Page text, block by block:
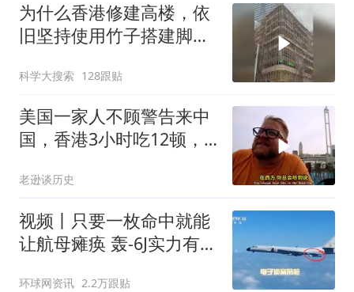
为什么香港修建高楼，依
旧坚持使用竹子搭建脚手
科学大搜索 128跟贴
美国一家人不顾警告来中
国，香港3小时吃12顿，
老逊谈历史
视频丨只要一枚命中就能
让航母瘫痪 轰-6J实力有多
环球网资讯 2.2万跟贴